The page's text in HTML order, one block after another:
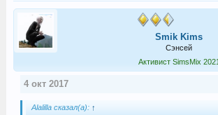
Smik Kims
Сэнсей
Активист SimsMix 2021
4 окт 2017
Alalilla сказал(а): ↑